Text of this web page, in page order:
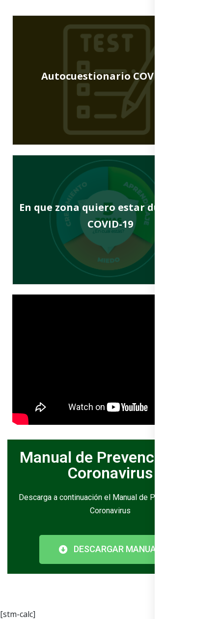
Autocuestionario COVID-19
En que zona quiero estar durante el
COVID-19
Manual de Prevención del
Coronavirus
Descarga a continuación el Manual de Prevención del
Coronavirus
DESCARGAR MANUAL
[stm-calc]